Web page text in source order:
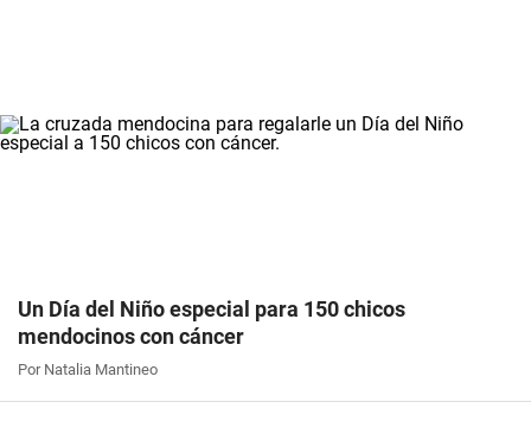
Un Día del Niño especial para 150 chicos
mendocinos con cáncer
Por Natalia Mantineo